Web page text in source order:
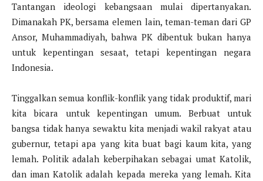
Tantangan ideologi kebangsaan mulai dipertanyakan.
Dimanakah PK, bersama elemen lain, teman-teman dari GP
Ansor, Muhammadiyah, bahwa PK dibentuk bukan hanya
untuk kepentingan sesaat, tetapi kepentingan negara
Indonesia.
Tinggalkan semua konflik-konflik yang tidak produktif, mari
kita bicara untuk kepentingan umum. Berbuat untuk
bangsa tidak hanya sewaktu kita menjadi wakil rakyat atau
gubernur, tetapi apa yang kita buat bagi kaum kita, yang
lemah. Politik adalah keberpihakan sebagai umat Katolik,
dan iman Katolik adalah kepada mereka yang lemah. Kita